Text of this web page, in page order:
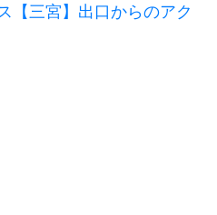
【三宮】出口からのアク